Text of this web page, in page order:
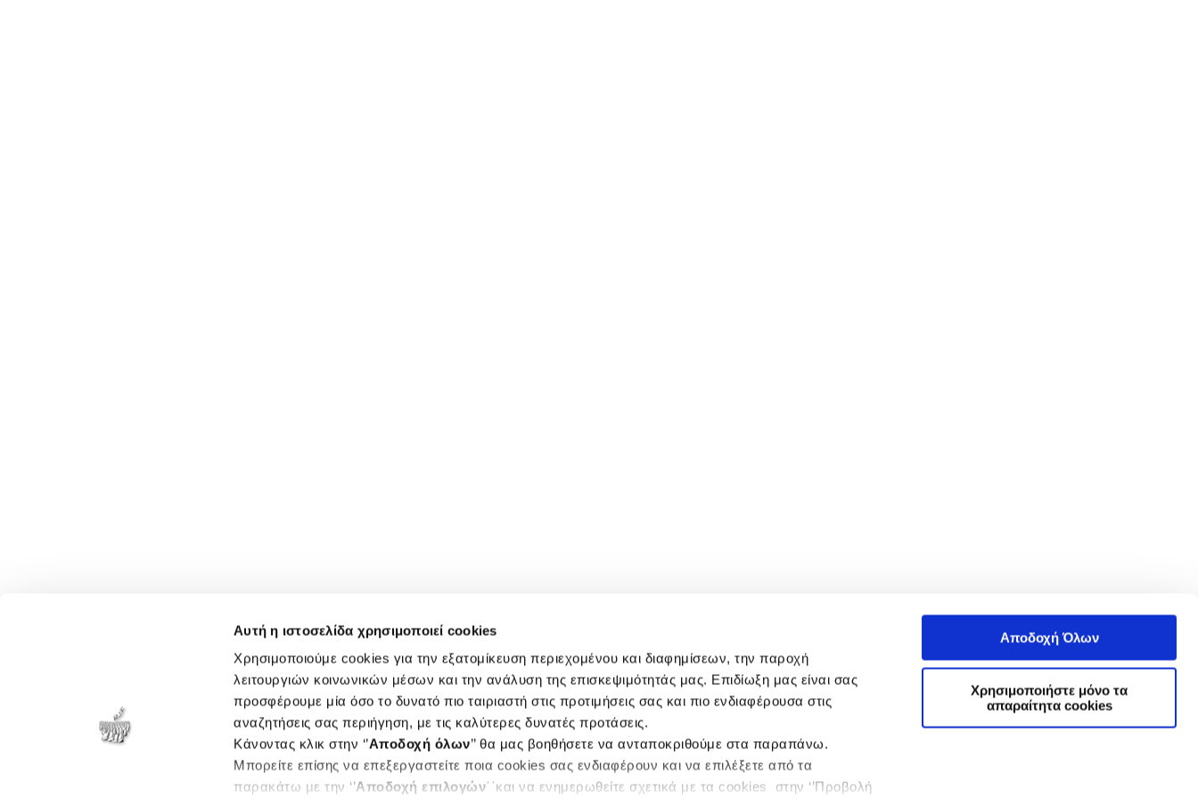
Αυτή η ιστοσελίδα χρησιμοποιεί cookies
Χρησιμοποιούμε cookies για την εξατομίκευση περιεχομένου και διαφημίσεων, την παροχή
λειτουργιών κοινωνικών μέσων και την ανάλυση της επισκεψιμότητάς μας. Επιδίωξη μας είναι σας
προσφέρουμε μία όσο το δυνατό πιο ταιριαστή στις προτιμήσεις σας και πιο ενδιαφέρουσα στις
αναζητήσεις σας περιήγηση, με τις καλύτερες δυνατές προτάσεις.
Κάνοντας κλικ στην ‘’Αποδοχή όλων’’ θα μας βοηθήσετε να ανταποκριθούμε στα παραπάνω.
Μπορείτε επίσης να επεξεργαστείτε ποια cookies σας ενδιαφέρουν και να επιλέξετε από τα
παρακάτω με την ‘’Αποδοχή επιλογών΄΄και να ενημερωθείτε σχετικά με τα cookies στην ‘’Προβολή
Αποδοχή Όλων
Χρησιμοποιήστε μόνο τα
απαραίτητα cookies